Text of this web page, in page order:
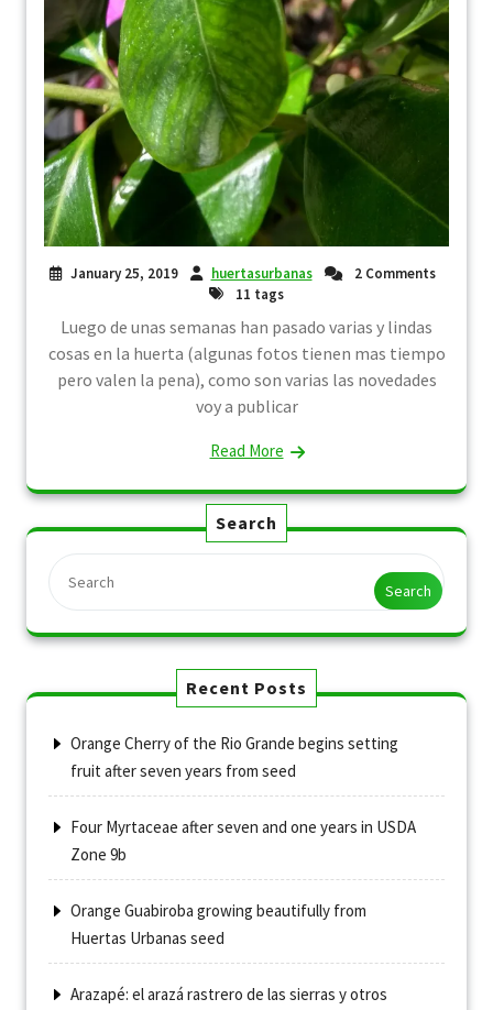
January 25, 2019 huertasurbanas
2 Comments
11 tags
Luego de unas semanas han pasado varias y lindas
cosas en la huerta (algunas fotos tienen mas tiempo
pero valen la pena), como son varias las novedades
voy a publicar
Read More
Search
Search
Recent Posts
Orange Cherry of the Rio Grande begins setting
fruit after seven years from seed
Four Myrtaceae after seven and one years in USDA
Zone 9b
Orange Guabiroba growing beautifully from
Huertas Urbanas seed
Arazapé: el arazá rastrero de las sierras y otros